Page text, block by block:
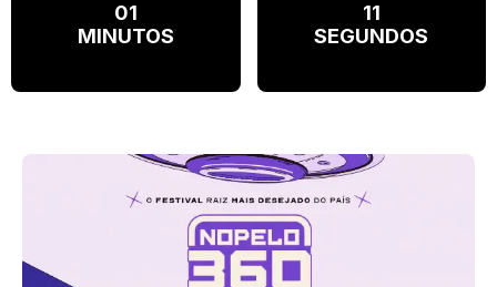
01
MINUTOS
11
SEGUNDOS